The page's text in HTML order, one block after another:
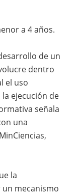
a 4 años.
de un
dentro
el uso
ejecución de
señala
una
la
mecanismo